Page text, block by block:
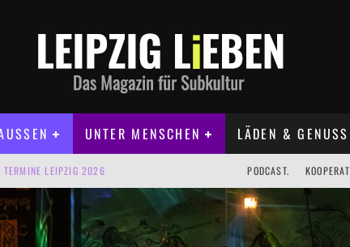
UNTER MENSCHEN LÄDEN & GENUSS
TERMINE LEIPZIG 2026
AUF DER AGRA | 09.08.2026
| 09.08.2026
PODCAST.